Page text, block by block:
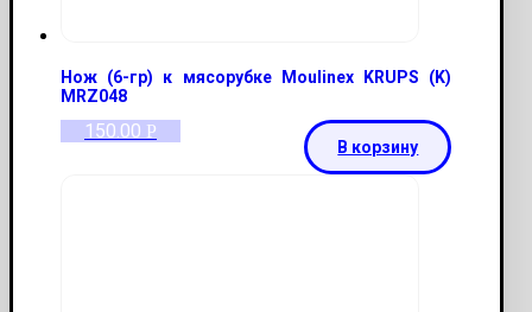
Нож (6-гр) к мясорубке Moulinex KRUPS (K)
MRZ048
150.00 Р
В корзину